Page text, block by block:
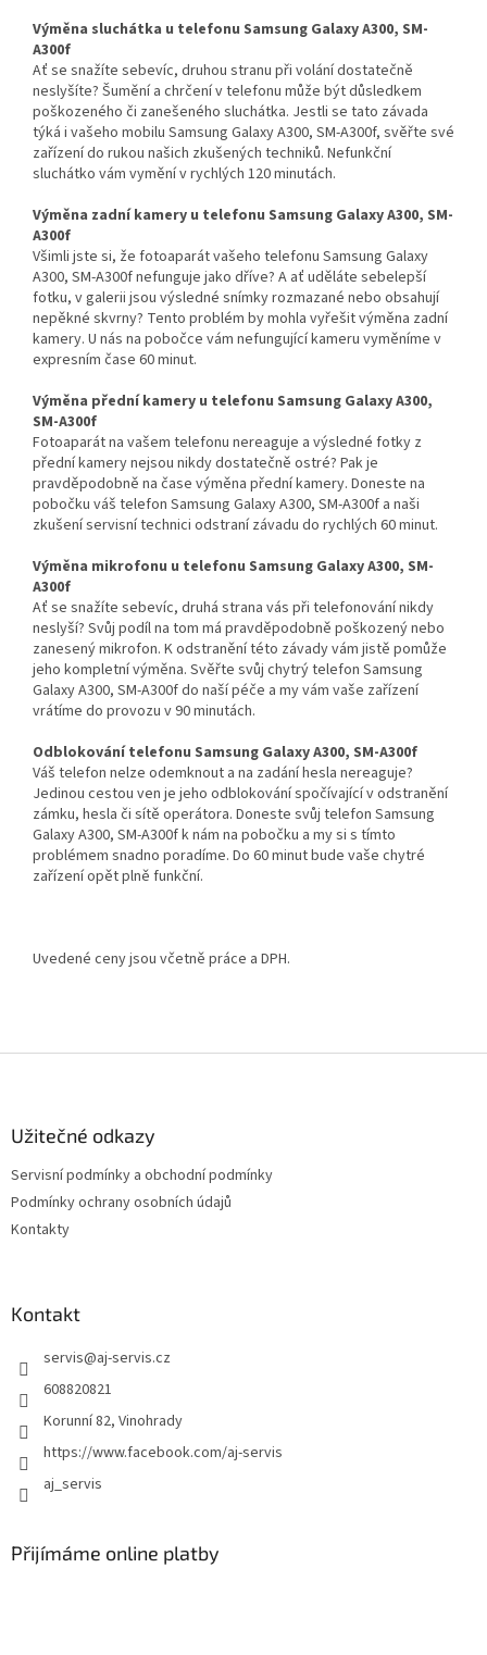
Výměna sluchátka u telefonu Samsung Galaxy A300, SM-
A300f
Ať se snažíte sebevíc, druhou stranu při volání dostatečně
neslyšíte? Šumění a chrčení v telefonu může být důsledkem
poškozeného či zanešeného sluchátka. Jestli se tato závada
týká i vašeho mobilu Samsung Galaxy A300, SM-A300f, svěřte své
zařízení do rukou našich zkušených techniků. Nefunkční
sluchátko vám vymění v rychlých 120 minutách.
Výměna zadní kamery u telefonu Samsung Galaxy A300, SM-
A300f
Všimli jste si, že fotoaparát vašeho telefonu Samsung Galaxy
A300, SM-A300f nefunguje jako dříve? A ať uděláte sebelepší
fotku, v galerii jsou výsledné snímky rozmazané nebo obsahují
nepěkné skvrny? Tento problém by mohla vyřešit výměna zadní
kamery. U nás na pobočce vám nefungující kameru vyměníme v
expresním čase 60 minut.
Výměna přední kamery u telefonu Samsung Galaxy A300,
SM-A300f
Fotoaparát na vašem telefonu nereaguje a výsledné fotky z
přední kamery nejsou nikdy dostatečně ostré? Pak je
pravděpodobně na čase výměna přední kamery. Doneste na
pobočku váš telefon Samsung Galaxy A300, SM-A300f a naši
zkušení servisní technici odstraní závadu do rychlých 60 minut.
Výměna mikrofonu u telefonu Samsung Galaxy A300, SM-
A300f
Ať se snažíte sebevíc, druhá strana vás při telefonování nikdy
neslyší? Svůj podíl na tom má pravděpodobně poškozený nebo
zanesený mikrofon. K odstranění této závady vám jistě pomůže
jeho kompletní výměna. Svěřte svůj chytrý telefon Samsung
Galaxy A300, SM-A300f do naší péče a my vám vaše zařízení
vrátíme do provozu v 90 minutách.
Odblokování telefonu Samsung Galaxy A300, SM-A300f
Váš telefon nelze odemknout a na zadání hesla nereaguje?
Jedinou cestou ven je jeho odblokování spočívající v odstranění
zámku, hesla či sítě operátora. Doneste svůj telefon Samsung
Galaxy A300, SM-A300f k nám na pobočku a my si s tímto
problémem snadno poradíme. Do 60 minut bude vaše chytré
zařízení opět plně funkční.
Uvedené ceny jsou včetně práce a DPH.
Užitečné odkazy
Servisní podmínky a obchodní podmínky
Podmínky ochrany osobních údajů
Kontakty
Kontakt
servis@aj-servis.cz
608820821
Korunní 82, Vinohrady
https://www.facebook.com/aj-servis
aj_servis
Přijímáme online platby